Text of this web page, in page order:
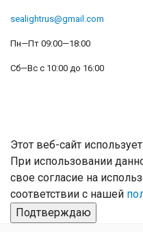
sealightrus@gmail.com
Пн—Пт 09:00—18:00
Сб—Вс с 10:00 до 16:00
Этот веб-сайт
При использовании
свое согласие на
соответствии с нашей
Подтверждаю